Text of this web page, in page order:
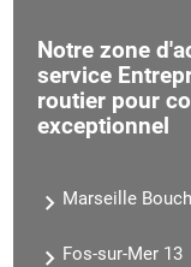
Notre zone
service
routier pour
exceptionnel
Marseille
Fos-sur-Mer 13